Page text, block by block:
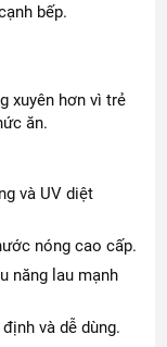
bếp.
xuyên hơn vì trẻ
ăn.
và UV diệt
nóng cao cấp.
năng lau mạnh
và dễ dùng.